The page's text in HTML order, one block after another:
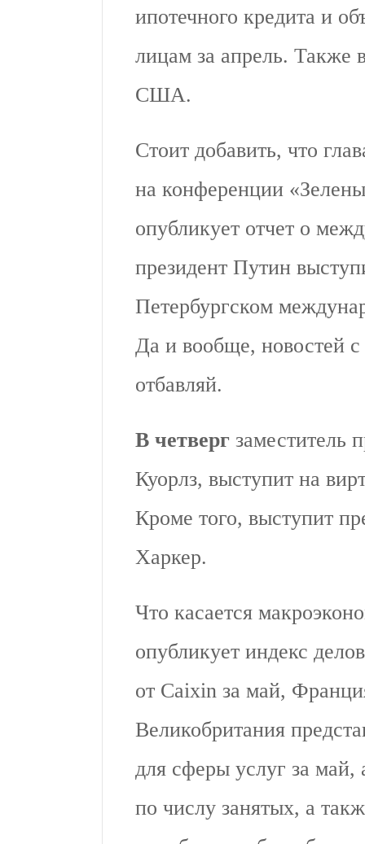
ипотечного кредита и
лицам за апрель. Также
США.
Стоит добавить, что
на конференции
опубликует отчет о
президент Путин
Петербургском
Да и вообще, новостей
отбавляй.
В четверг заместитель
Куорлз, выступит на
Кроме того, выступит
Харкер.
Что касается
опубликует индекс
от Caixin за май,
Великобритания
для сферы услуг за
по числу занятых, а